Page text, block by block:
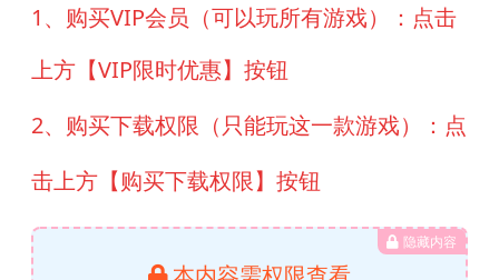
1、购买VIP会员（可以玩所有游戏）：点击
上方【VIP限时优惠】按钮
2、购买下载权限（只能玩这一款游戏）：点
击上方【购买下载权限】按钮
隐藏内容